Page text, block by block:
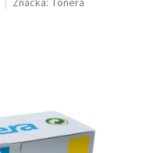
Značka: Tonera